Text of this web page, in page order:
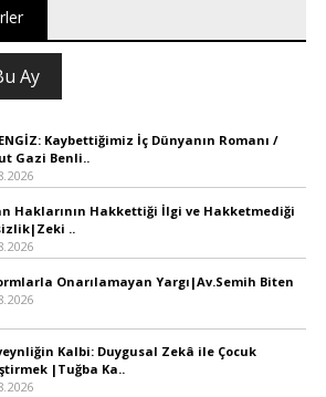
Ay
Kaybettiğimiz İç Dünyanın Romanı /
Gazi Benli..
Haklarının Hakkettiği İlgi ve Hakketmediği
..
Onarılamayan Yargı|Av.Semih Biten
Kalbi: Duygusal Zekâ ile Çocuk
|Tuğba Ka..